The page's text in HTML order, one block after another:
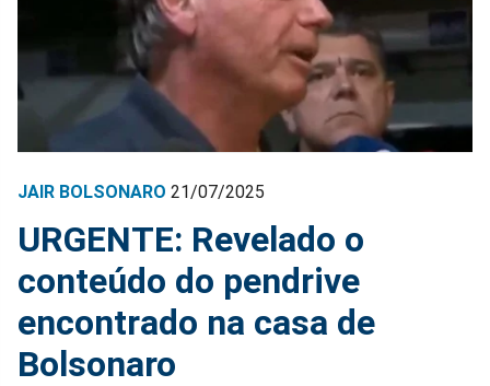
JAIR BOLSONARO 21/07/2025
URGENTE: Revelado o
conteúdo do pendrive
encontrado na casa de
Bolsonaro